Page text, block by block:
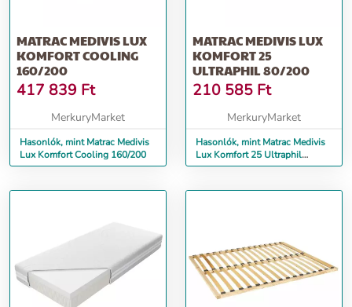
MATRAC MEDIVIS LUX
KOMFORT COOLING
160/200
417 839 Ft
MerkuryMarket
Hasonlók, mint Matrac Medivis
Lux Komfort Cooling 160/200
MATRAC MEDIVIS LUX
KOMFORT 25
ULTRAPHIL 80/200
210 585 Ft
MerkuryMarket
Hasonlók, mint Matrac Medivis
Lux Komfort 25 Ultraphil
80/200